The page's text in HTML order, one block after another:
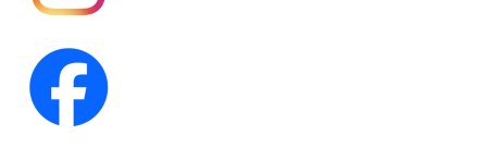
第16回人形供養祭
第15回人形供養祭